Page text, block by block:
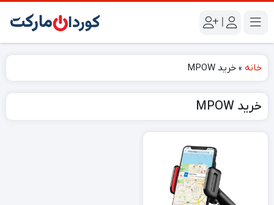
|
خانه » خرید MPOW
خرید MPOW